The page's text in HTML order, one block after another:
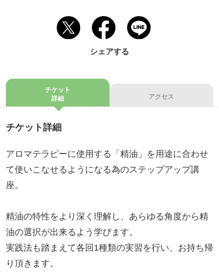
シェアする
チケット
詳細
アクセス
チケット詳細
アロマテラピーに使用する「精油」を用途に合わせ
て使いこなせるようになる為のステップアップ講
座。
精油の特性をより深く理解し、あらゆる角度から精
油の選択が出来るよう学びます。
実践法も踏まえて各回1種類の実習を行い、お持ち帰
り頂きます。